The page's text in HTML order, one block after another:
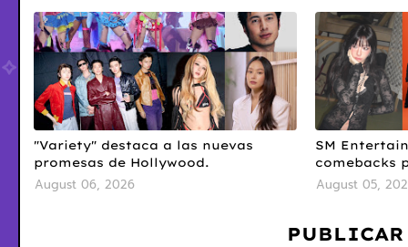
"Variety" destaca a las nuevas
promesas de Hollywood.
August 06, 2026
SM
comebacks
August 05,